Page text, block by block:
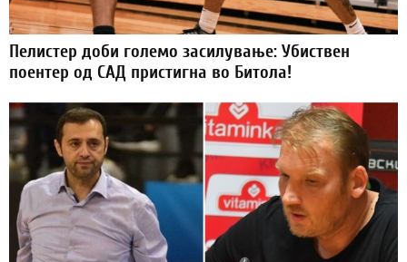
Пелистер доби големо засилување: Убиствен
поентер од САД пристигна во Битола!